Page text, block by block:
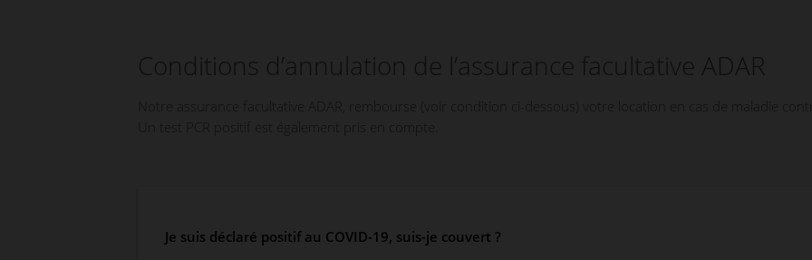
Conditions d’annulation de l’assurance facultative ADAR
Un test PCR positif est également pris en compte.
Je suis déclaré positif au COVID-19, suis-je couvert ?